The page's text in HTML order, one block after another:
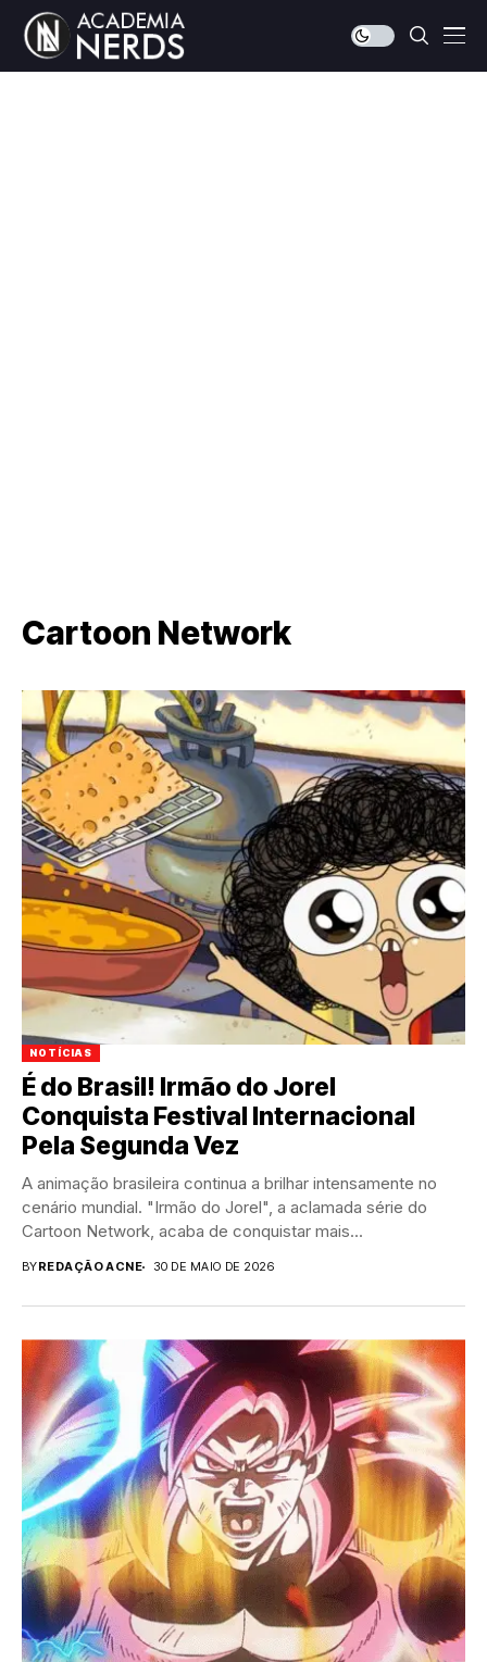
Cartoon Network
NOTÍCIAS
É do Brasil! Irmão do Jorel
Conquista Festival Internacional
Pela Segunda Vez
A animação brasileira continua a brilhar intensamente no
cenário mundial. "Irmão do Jorel", a aclamada série do
Cartoon Network, acaba de conquistar mais...
BYREDAÇÃO ACNE 30 DE MAIO DE 2026